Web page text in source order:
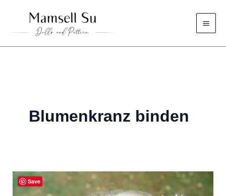
springen
Blumenkranz binden
Save